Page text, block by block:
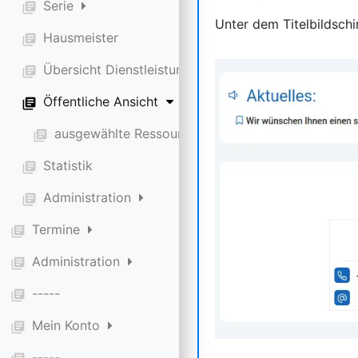
library_books Serie
library_books Hausmeister
library_books Übersicht Dienstleistungen
library_books Öffentliche Ansicht
library_books ausgewählte Ressource
library_books Statistik
library_books Administration
library_books Termine
library_books Administration
library_books -----
library_books Mein Konto
Unter dem